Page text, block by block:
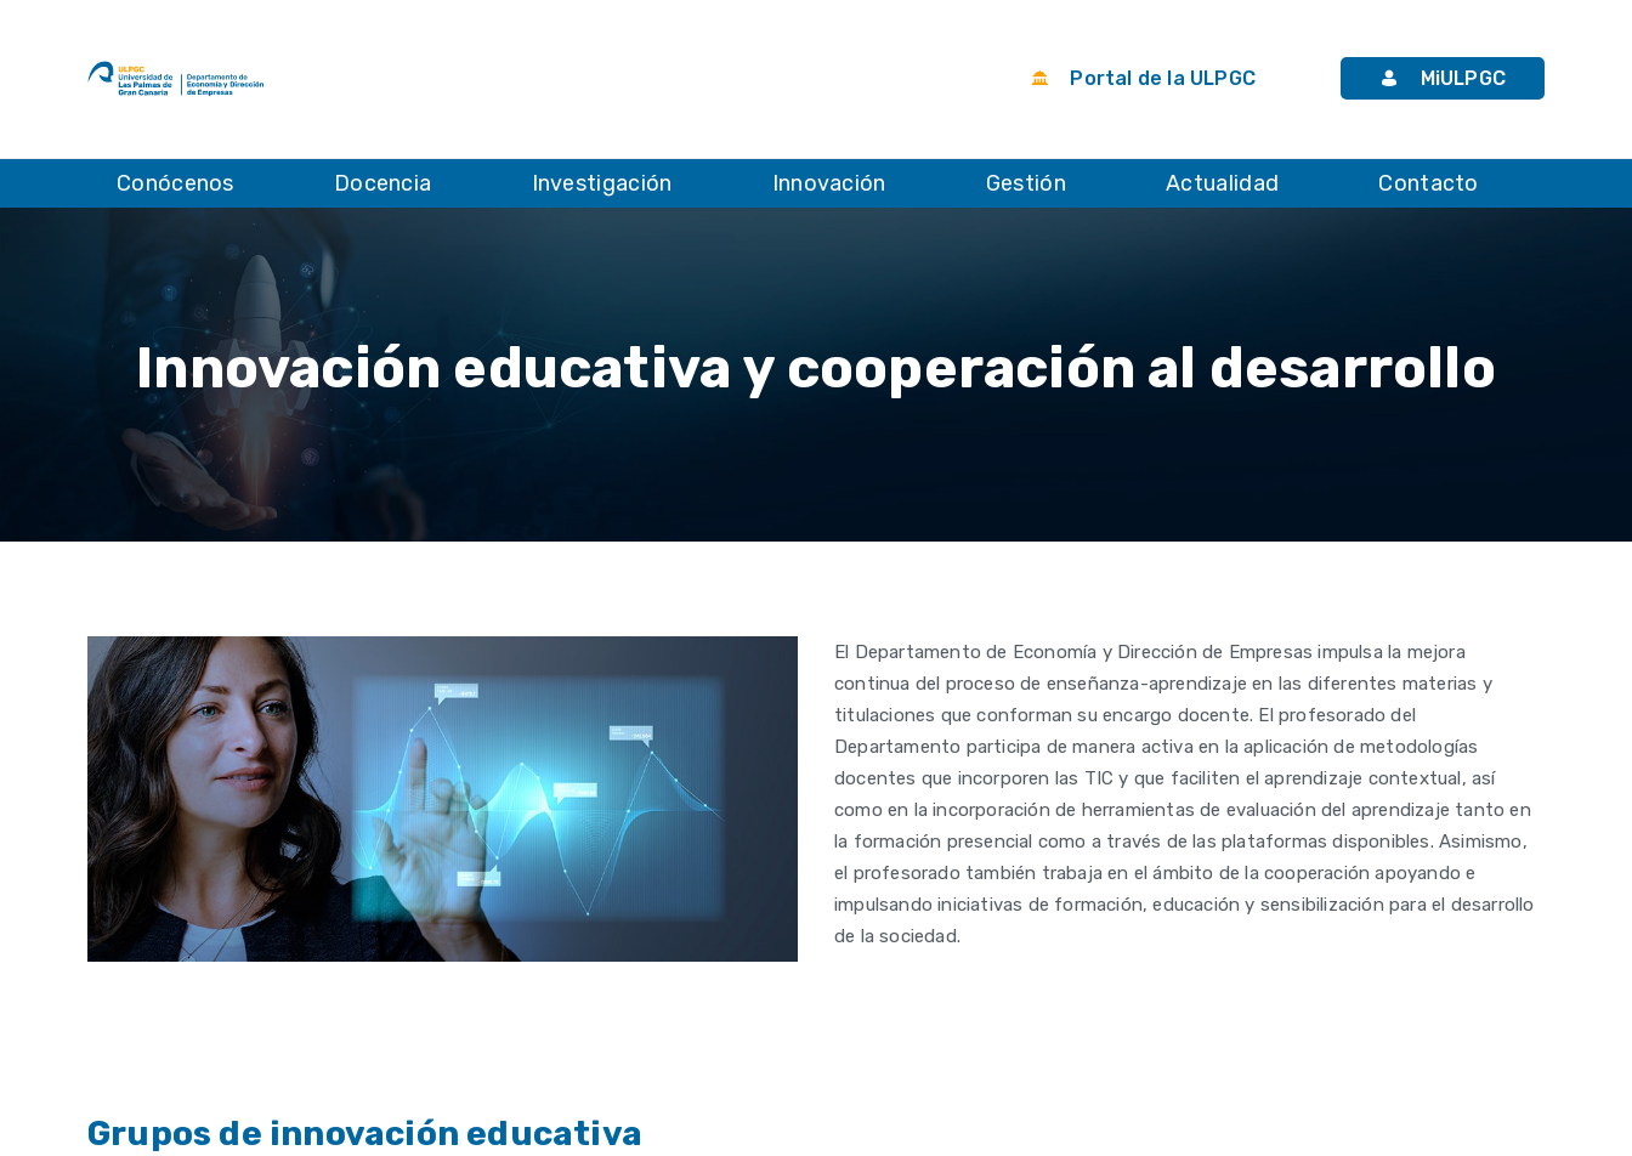
Portal de la ULPGC MiULPGC
Conócenos Docencia Investigación Innovación Gestión Actualidad Contacto
Innovación educativa y cooperación al desarrollo
El Departamento de Economía y Dirección de Empresas impulsa la mejora
continua del proceso de enseñanza-aprendizaje en las diferentes materias y
titulaciones que conforman su encargo docente. El profesorado del
Departamento participa de manera activa en la aplicación de metodologías
docentes que incorporen las TIC y que faciliten el aprendizaje contextual, así
como en la incorporación de herramientas de evaluación del aprendizaje tanto en
la formación presencial como a través de las plataformas disponibles. Asimismo,
el profesorado también trabaja en el ámbito de la cooperación apoyando e
impulsando iniciativas de formación, educación y sensibilización para el desarrollo
de la sociedad.
Grupos de innovación educativa